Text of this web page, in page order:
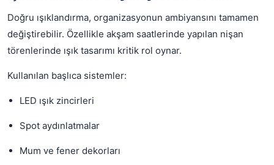
Doğru ışıklandırma, organizasyonun ambiyansını tamamen
değiştirebilir. Özellikle akşam saatlerinde yapılan nişan
törenlerinde ışık tasarımı kritik rol oynar.
Kullanılan başlıca sistemler:
LED ışık zincirleri
Spot aydınlatmalar
Mum ve fener dekorları